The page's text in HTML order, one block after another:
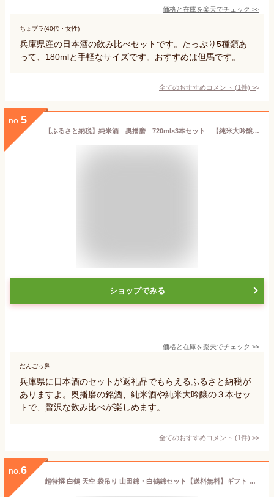
価格と在庫を楽天でチェック >>
ちょプラ(40代・女性)
兵庫県産の日本酒の飲み比べセットです。たっぷり5種類あ
って、180mlと手軽なサイズです。おすすめは但馬です。
全てのおすすめコメント (1件) >
no. 5
【ふるさと納税】純米酒 奥播磨 720ml×3本セット 【純米大吟醸酒・純米酒・お酒・日本酒・純米吟醸酒】
ショップでみる
価格と在庫を楽天でチェック >>
だんごっ鼻
兵庫県に日本酒のセットが返礼品でもらえるふるさと納税が
ありますよ。奥播磨の銘酒、純米酒や純米大吟醸の３本セッ
トで、贅沢な飲み比べが楽しめます。
全てのおすすめコメント (1件) >
no. 6
超特撰 白鶴 天空 袋吊り 山田錦・白鶴錦セット【送料無料】ギフト プレゼント 贈答 贈り物 山田錦 白鶴錦 白鶴酒造 純米大吟醸 日本酒 清酒 酒 お酒 飲み比べ 2本セット 瓶 灘 神戸 辛口 おしゃれ こだわり